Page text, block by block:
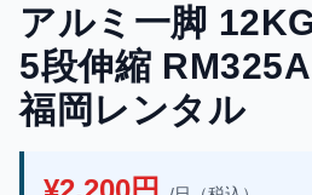
アルミ一脚
5段伸縮 RM325A
福岡レンタル